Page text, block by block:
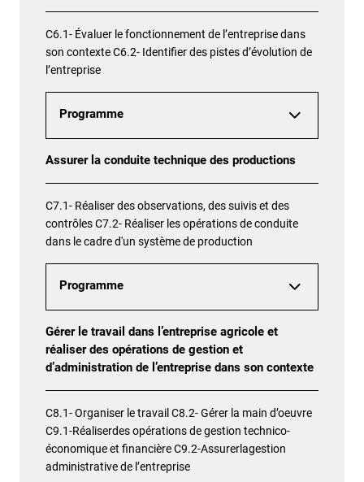
C6.1- Évaluer le fonctionnement de l’entreprise dans
son contexte C6.2- Identifier des pistes d’évolution de
l’entreprise
Programme
Assurer la conduite technique des productions
C7.1- Réaliser des observations, des suivis et des
contrôles C7.2- Réaliser les opérations de conduite
dans le cadre d'un système de production
Programme
Gérer le travail dans l’entreprise agricole et
réaliser des opérations de gestion et
d’administration de l’entreprise dans son contexte
C8.1- Organiser le travail C8.2- Gérer la main d’oeuvre
C9.1-Réaliserdes opérations de gestion technico-
économique et financière C9.2-Assurerlagestion
administrative de l’entreprise